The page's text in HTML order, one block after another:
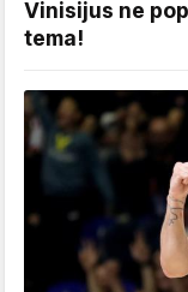
Vinisijus ne
tema!